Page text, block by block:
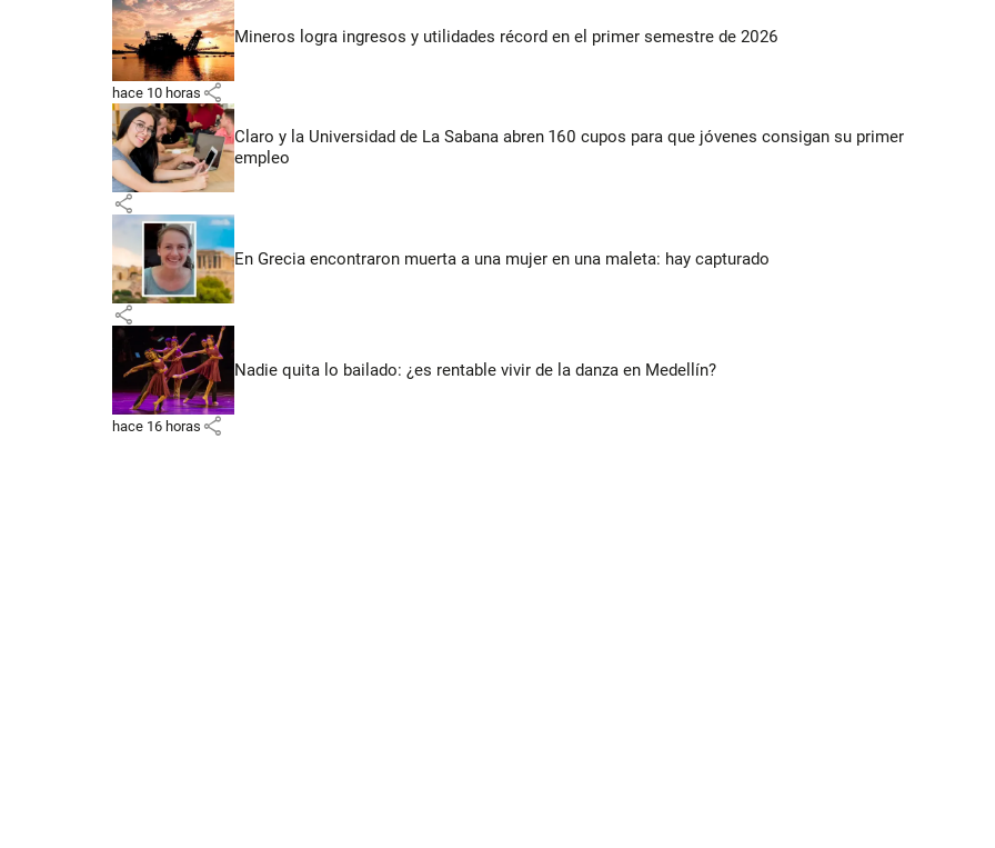
Mineros logra ingresos y utilidades récord en el primer semestre de 2026
hace 10 horas share
Claro y la Universidad de La Sabana abren 160 cupos para que jóvenes consigan su primer
empleo
share
En Grecia encontraron muerta a una mujer en una maleta: hay capturado
share
Nadie quita lo bailado: ¿es rentable vivir de la danza en Medellín?
hace 16 horas share